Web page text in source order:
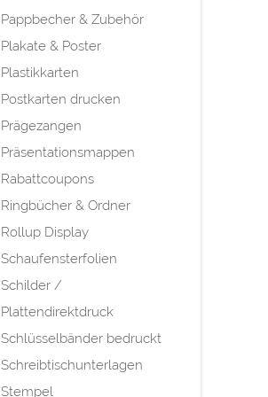
Pappbecher & Zubehör
Plakate & Poster
Plastikkarten
Postkarten drucken
Prägezangen
Präsentationsmappen
Rabattcoupons
Ringbücher & Ordner
Rollup Display
Schaufensterfolien
Schilder /
Plattendirektdruck
Schlüsselbänder bedruckt
Schreibtischunterlagen
Stempel